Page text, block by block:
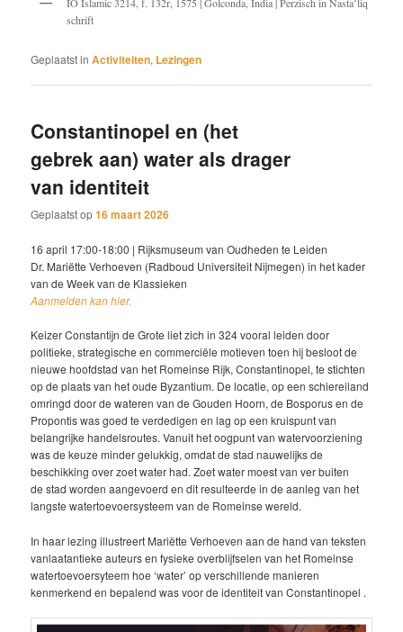
IO Islamic 3214, f. 132r, 1575 | Golconda, India | Perzisch in Nastaʻliq
schrift
Geplaatst in Activiteiten, Lezingen
Constantinopel en (het
gebrek aan) water als drager
van identiteit
Geplaatst op16 maart 2026
16 april 17:00-18:00 | Rijksmuseum van Oudheden te Leiden
Dr. Mariëtte Verhoeven (Radboud Universiteit Nijmegen) in het kader
van de Week van de Klassieken
Aanmelden kan hier.
Keizer Constantijn de Grote liet zich in 324 vooral leiden door
politieke, strategische en commerciële motieven toen hij besloot de
nieuwe hoofdstad van het Romeinse Rijk, Constantinopel, te stichten
op de plaats van het oude Byzantium. De locatie, op een schiereiland
omringd door de wateren van de Gouden Hoorn, de Bosporus en de
Propontis was goed te verdedigen en lag op een kruispunt van
belangrijke handelsroutes. Vanuit het oogpunt van watervoorziening
was de keuze minder gelukkig, omdat de stad nauwelijks de
beschikking over zoet water had. Zoet water moest van ver buiten
de stad worden aangevoerd en dit resulteerde in de aanleg van het
langste watertoevoersysteem van de Romeinse wereld.
In haar lezing illustreert Mariëtte Verhoeven aan de hand van teksten
vanlaatantieke auteurs en fysieke overblijfselen van het Romeinse
watertoevoersyteem hoe ‘water’ op verschillende manieren
kenmerkend en bepalend was voor de identiteit van Constantinopel .